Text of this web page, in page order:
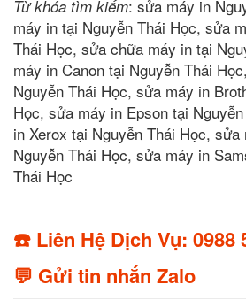
Từ khóa tìm kiếm: sửa máy in
máy in tại Nguyễn Thái Học, sửa
Thái Học, sửa chữa máy in tại
máy in Canon tại Nguyễn Thái
Nguyễn Thái Học, sửa máy in
Học, sửa máy in Epson tại
in Xerox tại Nguyễn Thái Học,
Nguyễn Thái Học, sửa máy in
Thái Học
☎️ Liên Hệ Dịch Vụ: 0988
💬 Gửi tin nhắn Zalo